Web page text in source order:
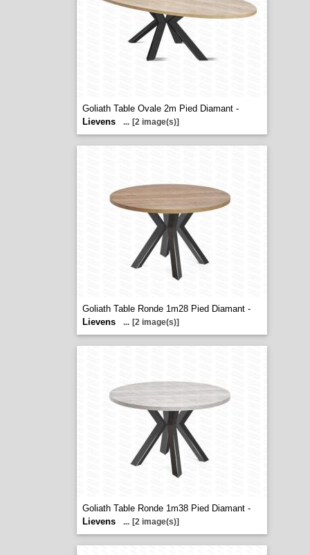
Goliath Table Ovale 2m Pied Diamant -
Lievens
... [2 image(s)]
Goliath Table Ronde 1m28 Pied Diamant -
Lievens
... [2 image(s)]
Goliath Table Ronde 1m38 Pied Diamant -
Lievens
... [2 image(s)]